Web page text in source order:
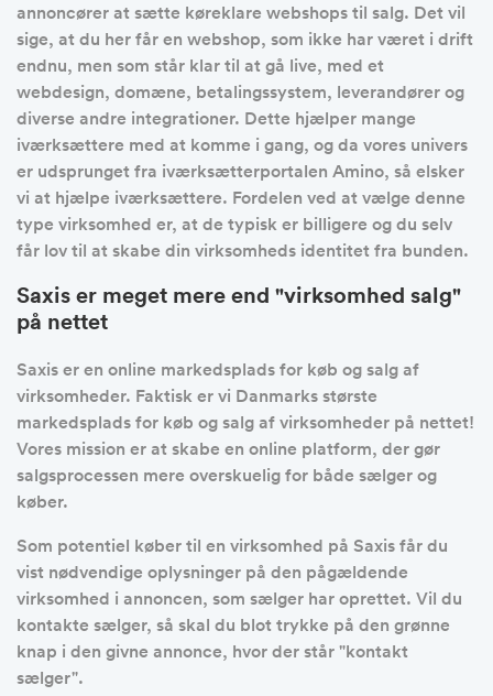
annoncører at sætte køreklare webshops til salg. Det vil
sige, at du her får en webshop, som ikke har været i drift
endnu, men som står klar til at gå live, med et
webdesign, domæne, betalingssystem, leverandører og
diverse andre integrationer. Dette hjælper mange
iværksættere med at komme i gang, og da vores univers
er udsprunget fra iværksætterportalen Amino, så elsker
vi at hjælpe iværksættere. Fordelen ved at vælge denne
type virksomhed er, at de typisk er billigere og du selv
får lov til at skabe din virksomheds identitet fra bunden.
Saxis er meget mere end "virksomhed salg"
på nettet
Saxis er en online markedsplads for køb og salg af
virksomheder. Faktisk er vi Danmarks største
markedsplads for køb og salg af virksomheder på nettet!
Vores mission er at skabe en online platform, der gør
salgsprocessen mere overskuelig for både sælger og
køber.
Som potentiel køber til en virksomhed på Saxis får du
vist nødvendige oplysninger på den pågældende
virksomhed i annoncen, som sælger har oprettet. Vil du
kontakte sælger, så skal du blot trykke på den grønne
knap i den givne annonce, hvor der står "kontakt
sælger".